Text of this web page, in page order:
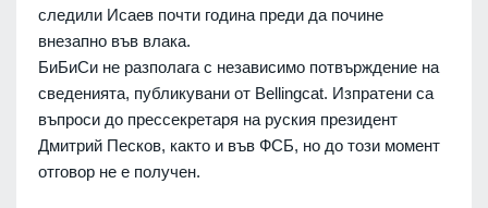
следили Исаев почти година преди да почине
внезапно във влака.
БиБиСи не разполага с независимо потвърждение на
сведенията, публикувани от Bellingcat. Изпратени са
въпроси до прессекретаря на руския президент
Дмитрий Песков, както и във ФСБ, но до този момент
отговор не е получен.